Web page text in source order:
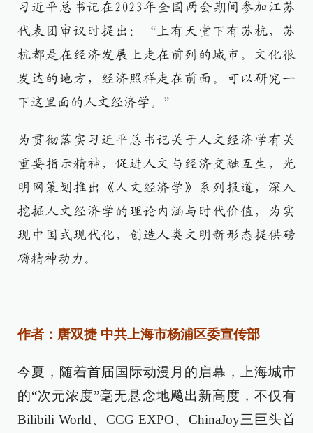
习近平总书记在2023年全国两会期间参加江苏
代表团审议时提出：“上有天堂下有苏杭，苏
杭都是在经济发展上走在前列的城市。文化很
发达的地方，经济照样走在前面。可以研究一
下这里面的人文经济学。”
为贯彻落实习近平总书记关于人文经济学有关
重要指示精神，促进人文与经济交融互生，光
明网策划推出《人文经济学》系列报道，深入
挖掘人文经济学的理论内涵与时代价值，为实
现中国式现代化，创造人类文明新形态提供磅
礴精神动力。
作者：唐双捷 中共上海市杨浦区委宣传部
今夏，随着首届国际动漫月的启幕，上海城市
的“次元浓度”毫无悬念地飚出新高度，不仅有
Bilibili World、CCG EXPO、ChinaJoy三巨头首